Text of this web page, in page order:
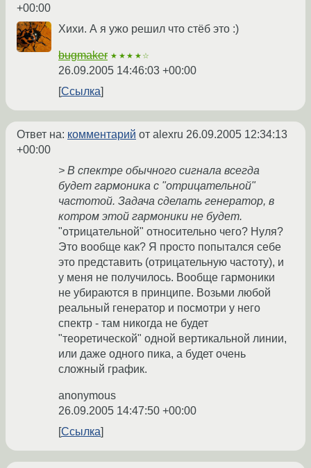
+00:00
Хихи. А я ужо решил что стёб это :)
bugmaker ★★★★☆
26.09.2005 14:46:03 +00:00
Ссылка
Ответ на: комментарий от alexru 26.09.2005 12:34:13
+00:00
> В спектре обычного сигнала всегда
будет гармоника с "отрицательной"
частотой. Задача сделать генератор, в
котром этой гармоники не будет.
"отрицательной" относительно чего? Нуля?
Это вообще как? Я просто попытался себе
это представить (отрицательную частоту), и
у меня не получилось. Вообще гармоники
не убираются в принципе. Возьми любой
реальный генератор и посмотри у него
спектр - там никогда не будет
"теоретической" одной вертикальной линии,
или даже одного пика, а будет очень
сложный график.
anonymous
26.09.2005 14:47:50 +00:00
Ссылка